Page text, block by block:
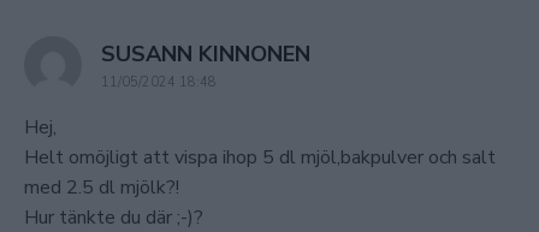
SUSANN KINNONEN
11/05/2024 18:48
Hej,
Helt omöjligt att vispa ihop 5 dl mjöl,bakpulver och salt
med 2.5 dl mjölk?!
Hur tänkte du där ;-)?